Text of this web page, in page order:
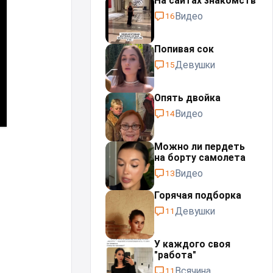
16Видео
Попивая сок
15Девушки
Опять двойка
14Видео
Можно ли пердеть
на борту самолета
13Видео
Горячая подборка
11Девушки
У каждого своя
"работа"⁠⁠
11